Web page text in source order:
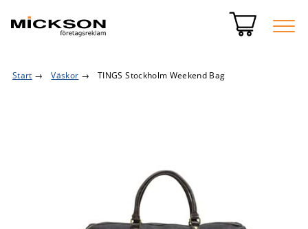
Start → Väskor → TINGS Stockholm Weekend Bag